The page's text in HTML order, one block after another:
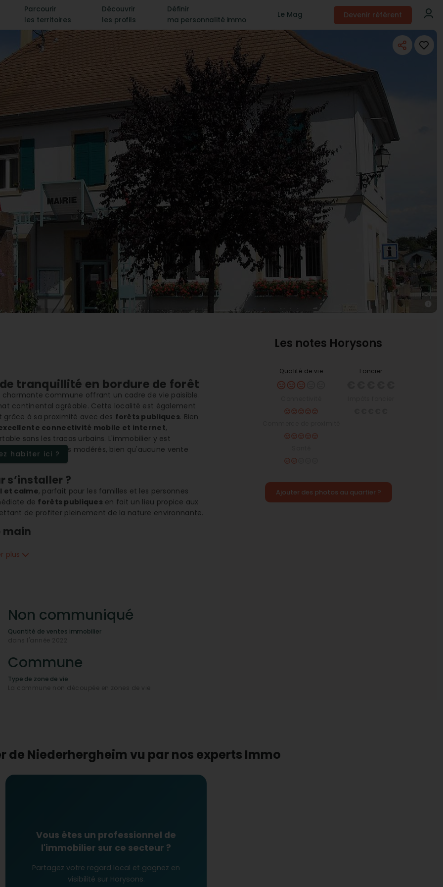
Parcourir
les territoires
Découvrir
les profils
Définir
ma personnalité immo
Le Mag Devenir référent
tranquillité en bordure de forêt
charmante commune offrant un cadre de vie paisible.
continental agréable. Cette localité est également
à sa proximité avec des forêts publiques. Bien
connectivité mobile et internet,
sans les tracas urbains. L'immobilier y est
et appartements modérés, bien qu'aucune vente
habiter ici ?
s’installer ?
et calme, parfait pour les familles et les personnes
de forêts publiques en fait un lieu propice aux
de profiter pleinement de la nature environnante.
main
trouvent tout ce dont ils ont besoin sans avoir à
un parcours scolaire sans encombre dans un
grâce à une bonne couverture de
et d'unpsychologue
plus
Non communiqué
Quantité de ventes immobilier
dans l'année 2022
Commune
Type de zone de vie
La commune non découpée en zones de vie
Les notes Horysons
Qualité de vie Foncier
Ajouter des photos au quartier ?
de Niederhergheim vu par nos experts Immo
Vous êtes un professionnel de
l'immobilier sur ce secteur ?
Partagez votre regard local et gagnez en
visibilité sur Horysons.